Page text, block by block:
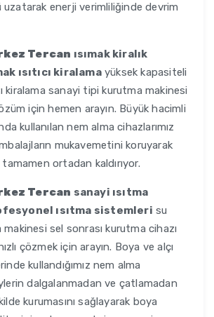
uzatarak enerji verimliliğinde devrim
Tercan ısımak kiralık
ısıtıcı kiralamayüksek kapasiteli
kiralama sanayi tipi kurutma makinesi
için hemen arayın. Büyük hacimli
kullanılan nem alma cihazlarımız
mukavemetini koruyarak
tamamen ortadan kaldırıyor.
Tercan sanayi ısıtma
ısıtma sistemleri su
makinesi sel sonrası kurutma cihazı
çözmek için arayın. Boya ve alçı
kullandığımız nem alma
dalgalanmadan ve çatlamadan
kurumasını sağlayarak boya